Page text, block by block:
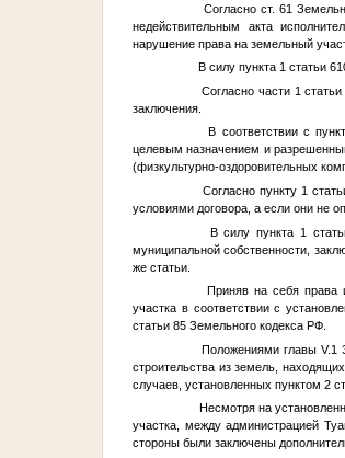
Согласно ст. 61
недействительным акта
нарушение права на земельный
В силу пункта 1 статьи
Согласно части 1 статьи
заключения.
В соответствии с
целевым назначением и
(физкультурно-оздоровительных
Согласно пункту 1
условиями договора, а если они не
В силу пункта 1 статьи
муниципальной собственности,
же статьи.
Приняв на себя права и
участка в соответствии с
статьи 85 Земельного кодекса РФ.
Положениями главы V.1
строительства из земель,
случаев, установленных пунктом 2
Несмотря на
участка, между администрацией
стороны были заключены